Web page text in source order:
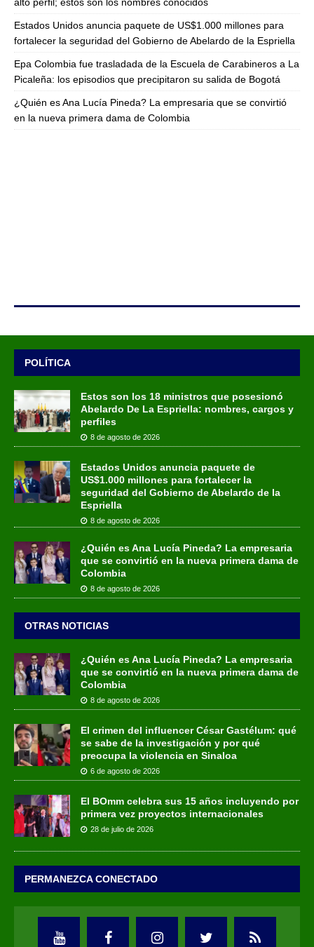
alto perfil; estos son los nombres conocidos
Estados Unidos anuncia paquete de US$1.000 millones para
fortalecer la seguridad del Gobierno de Abelardo de la Espriella
Epa Colombia fue trasladada de la Escuela de Carabineros a La
Picaleña: los episodios que precipitaron su salida de Bogotá
¿Quién es Ana Lucía Pineda? La empresaria que se convirtió
en la nueva primera dama de Colombia
POLÍTICA
Estos son los 18 ministros que posesionó
Abelardo De La Espriella: nombres, cargos y
perfiles
8 de agosto de 2026
Estados Unidos anuncia paquete de
US$1.000 millones para fortalecer la
seguridad del Gobierno de Abelardo de la
Espriella
8 de agosto de 2026
¿Quién es Ana Lucía Pineda? La empresaria
que se convirtió en la nueva primera dama de
Colombia
8 de agosto de 2026
OTRAS NOTICIAS
¿Quién es Ana Lucía Pineda? La empresaria
que se convirtió en la nueva primera dama de
Colombia
8 de agosto de 2026
El crimen del influencer César Gastélum: qué
se sabe de la investigación y por qué
preocupa la violencia en Sinaloa
6 de agosto de 2026
El BOmm celebra sus 15 años incluyendo por
primera vez proyectos internacionales
28 de julio de 2026
PERMANEZCA CONECTADO